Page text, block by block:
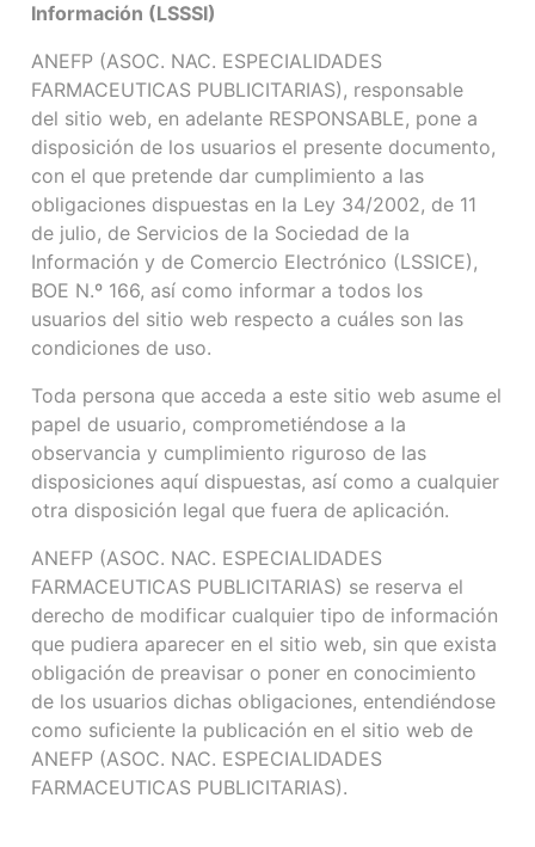
Información (LSSSI)
ANEFP (ASOC. NAC. ESPECIALIDADES
FARMACEUTICAS PUBLICITARIAS), responsable
del sitio web, en adelante RESPONSABLE, pone a
disposición de los usuarios el presente documento,
con el que pretende dar cumplimiento a las
obligaciones dispuestas en la Ley 34/2002, de 11
de julio, de Servicios de la Sociedad de la
Información y de Comercio Electrónico (LSSICE),
BOE N.º 166, así como informar a todos los
usuarios del sitio web respecto a cuáles son las
condiciones de uso.
Toda persona que acceda a este sitio web asume el
papel de usuario, comprometiéndose a la
observancia y cumplimiento riguroso de las
disposiciones aquí dispuestas, así como a cualquier
otra disposición legal que fuera de aplicación.
ANEFP (ASOC. NAC. ESPECIALIDADES
FARMACEUTICAS PUBLICITARIAS) se reserva el
derecho de modificar cualquier tipo de información
que pudiera aparecer en el sitio web, sin que exista
obligación de preavisar o poner en conocimiento
de los usuarios dichas obligaciones, entendiéndose
como suficiente la publicación en el sitio web de
ANEFP (ASOC. NAC. ESPECIALIDADES
FARMACEUTICAS PUBLICITARIAS).